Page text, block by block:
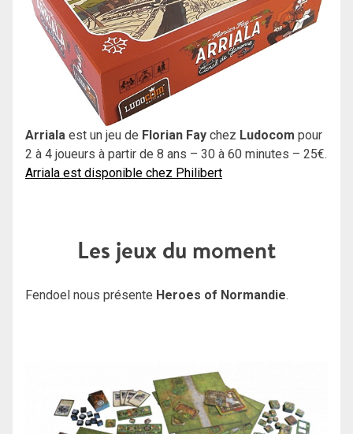
Arriala est un jeu de Florian Fay chez Ludocom pour
2 à 4 joueurs à partir de 8 ans – 30 à 60 minutes – 25€.
Arriala est disponible chez Philibert
Les jeux du moment
Fendoel nous présente Heroes of Normandie.